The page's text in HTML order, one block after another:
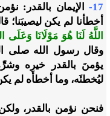
17-
الإيمان بالقدر:
أخطأنا لم يكن ليصيبَنا؛
اللَّهُ لَنَا هُوَ مَوْلَانَا وَعَلَى
وقال رسول الله صلى
يؤمنَ بالقدر خيرِه
ليُخطئَه، وما أخطأه لم
فنحن نؤمن بالقدر،